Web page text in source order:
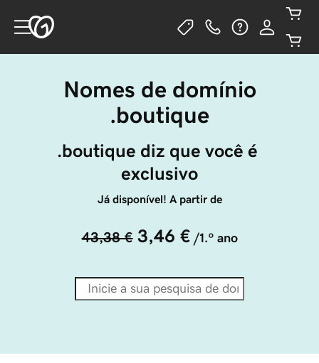
Nomes de domínio
.boutique
.boutique diz que você é
exclusivo
Já disponível! A partir de
43,38 € 3,46 € /1.º ano